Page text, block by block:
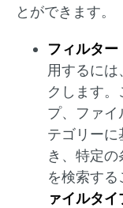
とができます。
フィルター
用するには
クします
プ、ファイ
テゴリー
き、特定
を検索する
ァイルタイ